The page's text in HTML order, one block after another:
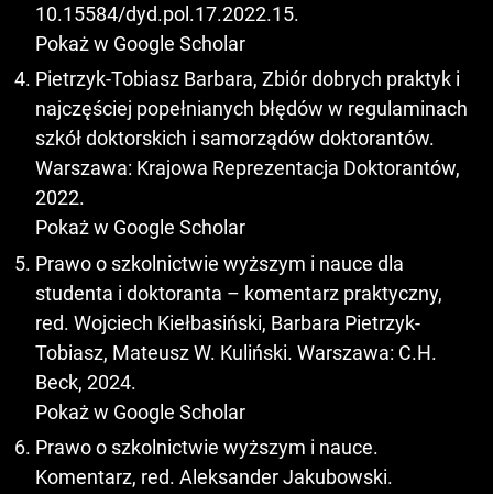
10.15584/dyd.pol.17.2022.15.
Pokaż w Google Scholar
Pietrzyk-Tobiasz Barbara, Zbiór dobrych praktyk i
najczęściej popełnianych błędów w regulaminach
szkół doktorskich i samorządów doktorantów.
Warszawa: Krajowa Reprezentacja Doktorantów,
2022.
Pokaż w Google Scholar
Prawo o szkolnictwie wyższym i nauce dla
studenta i doktoranta – komentarz praktyczny,
red. Wojciech Kiełbasiński, Barbara Pietrzyk-
Tobiasz, Mateusz W. Kuliński. Warszawa: C.H.
Beck, 2024.
Pokaż w Google Scholar
Prawo o szkolnictwie wyższym i nauce.
Komentarz, red. Aleksander Jakubowski.